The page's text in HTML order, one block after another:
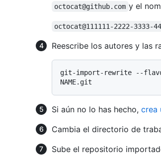
octocat@github.com y el
octocat@111111-2222-3333-
Reescribe los autores y las
git-import-rewrite --flavor
Si aún no lo has hecho, crea
Cambia el directorio de
Sube el repositorio